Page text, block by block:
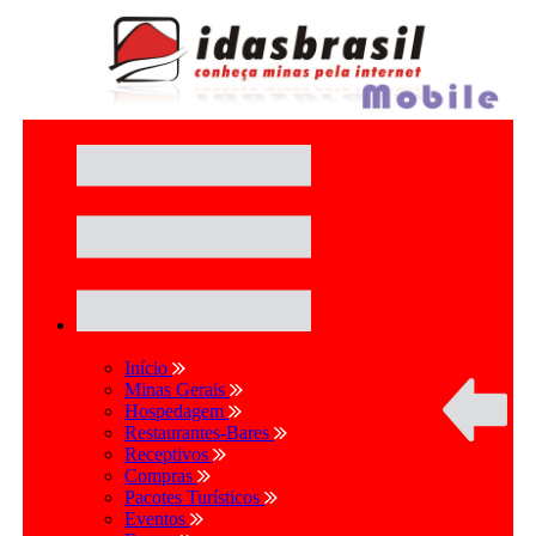
Início
Minas Gerais
Hospedagem
Restaurantes-Bares
Receptivos
Compras
Pacotes Turísticos
Eventos